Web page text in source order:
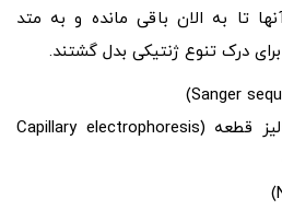
تا به الان باقی مانده و به متد
درک تنوع ژنتیکی بدل گشتند.
الکتروفورز مویرگی و آنالیز قطعه (Capillary electrophoresis